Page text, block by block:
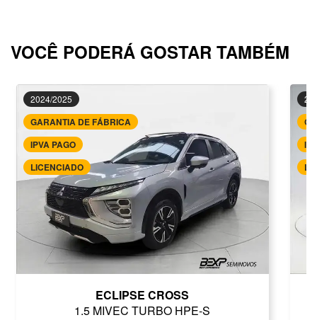
VOCÊ PODERÁ GOSTAR TAMBÉM
2024/2025
GARANTIA DE FÁBRICA
IPVA PAGO
LICENCIADO
ECLIPSE CROSS
1.5 MIVEC TURBO HPE-S